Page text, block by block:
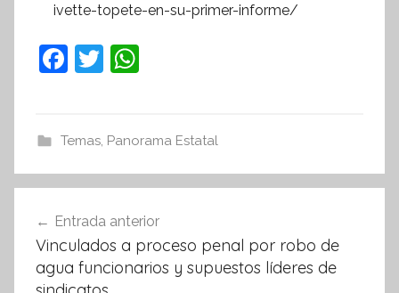
ivette-topete-en-su-primer-informe/
F
e
b
o
k
T
er s
A
p
Temas, Panorama Estatal
de
entradas
Entrada anterior
Vinculados a proceso penal por robo de
agua funcionarios y supuestos líderes de